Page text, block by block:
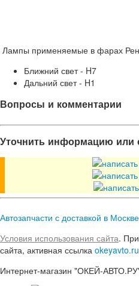
Лампы применяемые в фарах
Ближний свет - H7
Дальний свет - H1
Вопросы и комментарии
Уточнить информацию или
Автозапчасти с доставкой в Москве
Условия использования сайта.
сайта, активная ссылка okeyavto.ru
Интернет-магазин "ОКЕЙ-